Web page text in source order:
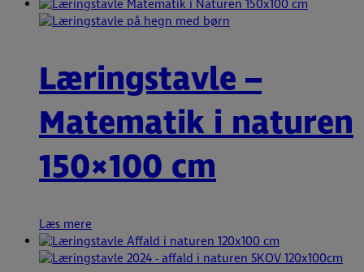
Læringstavle –
Matematik i naturen
150×100 cm
Læs mere